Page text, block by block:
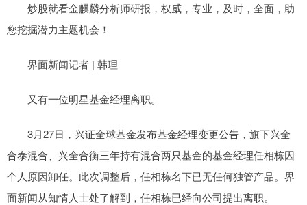
炒股就看金麒麟分析师研报，权威，专业，及时，全面，助
您挖掘潜力主题机会！
界面新闻记者 | 韩理
又有一位明星基金经理离职。
3月27日，兴证全球基金发布基金经理变更公告，旗下兴全
合泰混合、兴全合衡三年持有混合两只基金的基金经理任相栋因
个人原因卸任。此次调整后，任相栋名下已无任何独管产品。界
面新闻从知情人士处了解到，任相栋已经向公司提出离职。